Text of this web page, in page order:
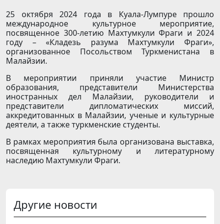
25 октября 2024 года в Куала-Лумпуре прошло
международное культурное мероприятие,
посвященное 300-летию Махтумкули Фраги и 2024
году – «Кладезь разума Махтумкули Фраги»,
организованное Посольством Туркменистана в
Малайзии.
В мероприятии приняли участие Министр
образования, представители Министерства
иностранных дел Малайзии, руководители и
представители дипломатических миссий,
аккредитованных в Малайзии, ученые и культурные
деятели, а также туркменские студенты.
В рамках мероприятия была организована выставка,
посвященная культурному и литературному
наследию Махтумкули Фраги.
Другие новости